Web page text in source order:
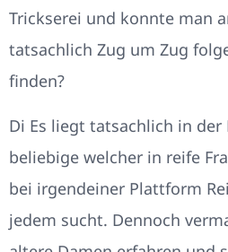
Trickserei und konnte man
tatsachlich Zug um Zug
finden?
Di Es liegt tatsachlich in der
beliebige welcher in reife
bei irgendeiner Plattform
jedem sucht. Dennoch